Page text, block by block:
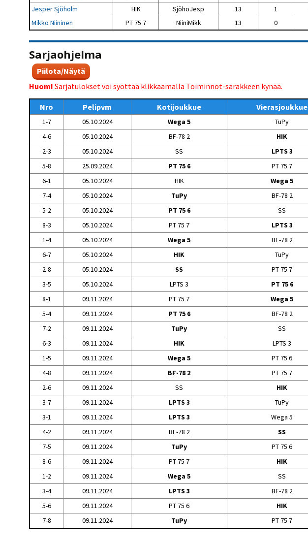
Jesper Sjöholm
HIK SjöhoJesp 13 1
Mikko Niininen
PT 75 7 NiiniMikk 13 0
Sarjaohjelma
Piilota/Näytä
Huom! Sarjatulokset voi syöttää klikkaamalla Toiminnot-sarakkeen kynää.
Nro Pelipvm Kotijoukkue Vierasjoukkue
1-7 05.10.2024 Wega 5 TuPy
4-6
05.10.2024 BF-78 2 HIK
2-3
05.10.2024 SS LPTS 3
5-8
25.09.2024 PT 75 6 PT 75 7
6-1
05.10.2024 HIK Wega 5
7-4
05.10.2024 TuPy BF-78 2
5-2
05.10.2024 PT 75 6 SS
8-3
05.10.2024 PT 75 7 LPTS 3
1-4
05.10.2024 Wega 5 BF-78 2
6-7
05.10.2024 HIK TuPy
2-8
05.10.2024 SS PT 75 7
3-5
05.10.2024 LPTS 3 PT 75 6
8-1
09.11.2024 PT 75 7 Wega 5
5-4
09.11.2024 PT 75 6 BF-78 2
7-2
09.11.2024 TuPy SS
6-3
09.11.2024 HIK LPTS 3
1-5
09.11.2024 Wega 5 PT 75 6
4-8
09.11.2024 BF-78 2 PT 75 7
2-6
09.11.2024 SS HIK
3-7
09.11.2024 LPTS 3 TuPy
3-1
09.11.2024 LPTS 3 Wega 5
4-2
09.11.2024 BF-78 2 SS
7-5
09.11.2024 TuPy PT 75 6
8-6
09.11.2024 PT 75 7 HIK
1-2
09.11.2024 Wega 5 SS
3-4
09.11.2024 LPTS 3 BF-78 2
5-6
09.11.2024 PT 75 6 HIK
7-8
09.11.2024 TuPy PT 75 7